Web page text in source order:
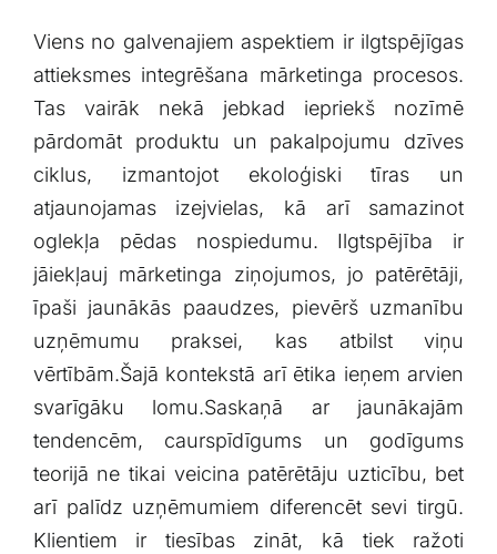
Viens no galvenajiem aspektiem ir ilgtspējīgas
attieksmes integrēšana mārketinga procesos.
Tas vairāk ‌nekā jebkad iepriekš nozīmē
pārdomāt ⁣produktu un pakalpojumu dzīves
ciklus,‌ izmantojot ekoloģiski tīras⁢ un
atjaunojamas izejvielas, kā arī ⁤samazinot
oglekļa pēdas nospiedumu. Ilgtspējība ir
jāiekļauj mārketinga ziņojumos, jo patērētāji,
‌īpaši jaunākās paaudzes, ​pievērš uzmanību
uzņēmumu praksei, kas atbilst viņu
vērtībām.Šajā kontekstā arī ētika ieņem‍ arvien
svarīgāku lomu.Saskaņā ar jaunākajām
tendencēm,‍ caurspīdīgums un⁣ godīgums
teorijā ne tikai veicina patērētāju ‍uzticību, ‍bet
⁤arī palīdz uzņēmumiem‍ diferencēt sevi tirgū.
Klientiem ir tiesības zināt, kā tiek‍ ražoti